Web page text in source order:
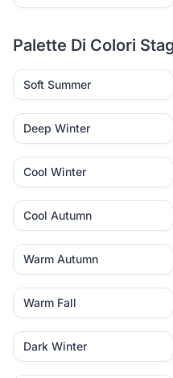
Palette Di Colori
Soft Summer
Deep Winter
Cool Winter
Cool Autumn
Warm Autumn
Warm Fall
Dark Winter